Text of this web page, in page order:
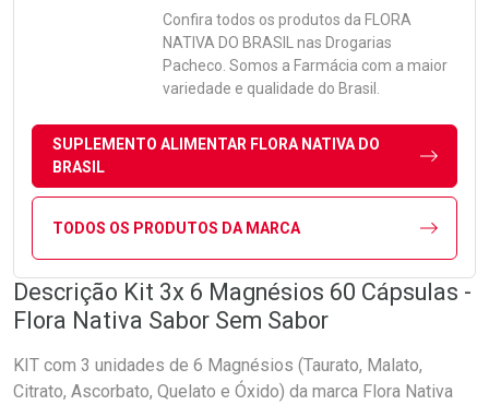
Confira todos os produtos da FLORA
NATIVA DO BRASIL
nas Drogarias
Pacheco. Somos a Farmácia com a maior
variedade e qualidade do Brasil.
SUPLEMENTO ALIMENTAR FLORA NATIVA DO
BRASIL
TODOS OS PRODUTOS DA MARCA
Descrição Kit 3x 6 Magnésios 60 Cápsulas -
Flora Nativa Sabor Sem Sabor
KIT com 3 unidades de 6 Magnésios (Taurato, Malato,
Citrato, Ascorbato, Quelato e Óxido) da marca Flora Nativa